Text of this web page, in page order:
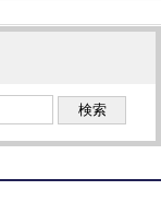
検索